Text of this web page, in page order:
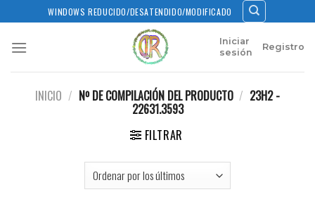
to
content
WINDOWS REDUCIDO/DESATENDIDO/MODIFICADO
Iniciar
sesión
Registro
INICIO / Nº DE COMPILACIÓN DEL PRODUCTO / 23H2 -
22631.3593
FILTRAR